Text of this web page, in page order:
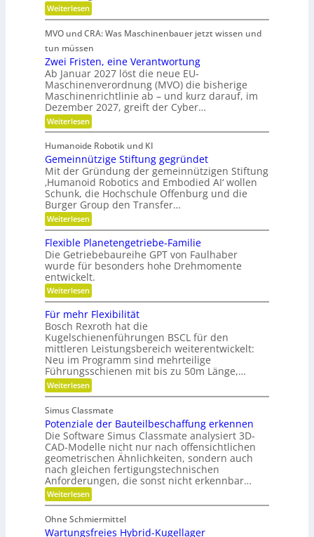
n
s
t
t
o
f
f
b
r
n
c
h
e
d
a
n
k
Ö
l
a
u
s
g
l
e
i
c
h
e
t
e
b
e
l
o
s
d
s
i
h
e
r
R
o
u
t
e
g
e
n
e
r
a
t
i
o
n
Weiterlesen:
M
n
i
t
u
r
-
S
e
n
s
o
r
e
n
f
ü
r
R
o
b
o
t
e
r
g
r
e
f
e
r
MVO und CRA: Was Maschinenbauer jetzt wissen und
tun müssen
Zwei Fristen, eine Verantwortung
Ab Januar 2027 löst die neue EU-
Maschinenverordnung (MVO) die bisherige
Maschinenrichtlinie ab – und kurz darauf, im
Dezember 2027, greift der Cyber…
Weiterlesen:
Z
e
i
F
r
i
s
t
e
n
,
e
i
n
e
V
e
a
n
t
w
o
r
t
u
n
Humanoide Robotik und KI
Gemeinnützige Stiftung gegründet
Mit der Gründung der gemeinnützigen Stiftung
‚Humanoid Robotics and Embodied AI‘ wollen
Schunk, die Hochschule Offenburg und die
Burger Group den Transfer…
Weiterlesen:
G
e
m
e
i
n
n
ü
z
i
g
e
S
t
i
f
t
n
g
g
e
g
r
ü
n
d
e
Flexible Planetengetriebe-Familie
Die Getriebebaureihe GPT von Faulhaber
wurde für besonders hohe Drehmomente
entwickelt.
Weiterlesen:
F
e
x
i
b
l
e
P
l
a
n
t
e
n
g
e
t
r
i
e
b
e
Für mehr Flexibilität
Bosch Rexroth hat die
Kugelschienenführungen BSCL für den
mittleren Leistungsbereich weiterentwickelt:
Neu im Programm sind mehrteilige
Führungsschienen mit bis zu 50m Länge,…
Weiterlesen:
F
r
m
e
h
r
F
l
e
x
i
i
l
Simus Classmate
Potenziale der Bauteilbeschaffung erkennen
Die Software Simus Classmate analysiert 3D-
CAD-Modelle nicht nur nach offensichtlichen
geometrischen Ähnlichkeiten, sondern auch
nach gleichen fertigungstechnischen
Anforderungen, die sonst nicht erkennbar…
Weiterlesen:
P
t
e
Ohne Schmiermittel
Wartungsfreies Hybrid-Kugellager